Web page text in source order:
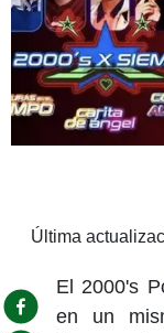
Última
El 2000's
en un